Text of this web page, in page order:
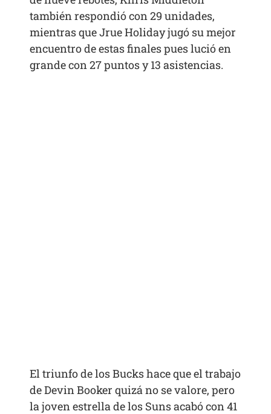
también respondió con 29 unidades,
mientras que Jrue Holiday jugó su mejor
encuentro de estas finales pues lució en
grande con 27 puntos y 13 asistencias.
El triunfo de los Bucks hace que el trabajo
de Devin Booker quizá no se valore, pero
la joven estrella de los Suns acabó con 41